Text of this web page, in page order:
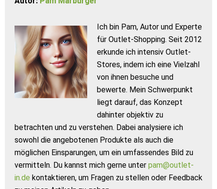
Ich bin Pam, Autor und Experte
für Outlet-Shopping. Seit 2012
erkunde ich intensiv Outlet-
Stores, indem ich eine Vielzahl
von ihnen besuche und
bewerte. Mein Schwerpunkt
liegt darauf, das Konzept
dahinter objektiv zu
betrachten und zu verstehen. Dabei analysiere ich
sowohl die angebotenen Produkte als auch die
möglichen Einsparungen, um ein umfassendes Bild zu
vermitteln. Du kannst mich gerne unter pam@outlet-
in.de kontaktieren, um Fragen zu stellen oder Feedback